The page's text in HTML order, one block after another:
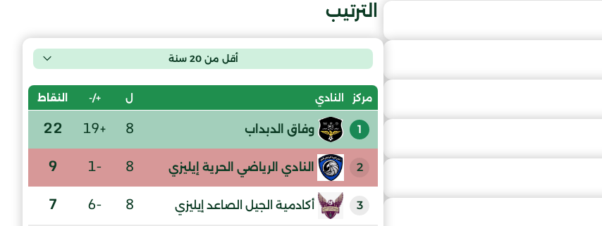
الترتيب
أقل من 20 سنة
مركز النادي ل +/- النقاط
1 وفاق الدبداب 8
+19
22
2 النادي الرياضي الحرية إيليزي 8
-1
9
3 أكادمية الجيل الصاعد إيليزي 8
-6
7